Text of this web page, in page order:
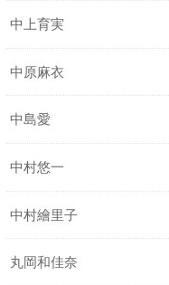
中上育実
中原麻衣
中島愛
中村悠一
中村繪里子
丸岡和佳奈